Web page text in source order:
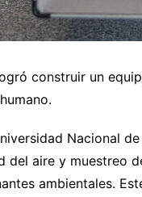
construir un
Nacional
del aire y muestreo
ambientales.